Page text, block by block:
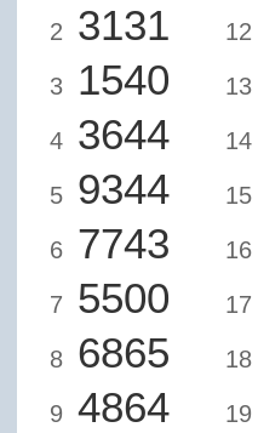
2 3131
3 1540
4 3644
5 9344
6 7743
7 5500
8 6865
9 4864
12
13
14
15
16
17
18
19